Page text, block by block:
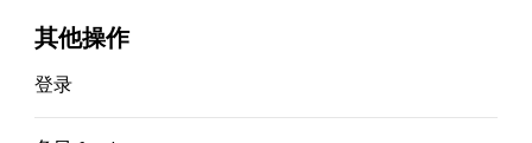
其他操作
登录